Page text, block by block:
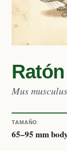
Mus musculus
TAMAÑO
65–95 mm